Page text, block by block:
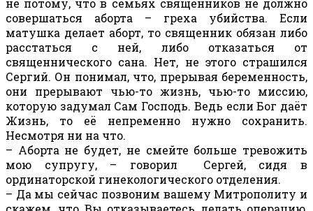
не потому, что в семьях священников не должно
совершаться аборта – греха убийства. Если
матушка делает аборт, то священник обязан либо
расстаться с ней, либо отказаться от
священнического сана. Нет, не этого страшился
Сергий. Он понимал, что, прерывая беременность,
они прерывают чью-то жизнь, чью-то миссию,
которую задумал Сам Господь. Ведь если Бог даёт
Жизнь, то её непременно нужно сохранить.
Несмотря ни на что.
– Аборта не будет, не смейте больше тревожить
мою супругу, – говорил Сергей, сидя в
ординаторской гинекологического отделения.
– Да мы сейчас позвоним вашему Митрополиту и